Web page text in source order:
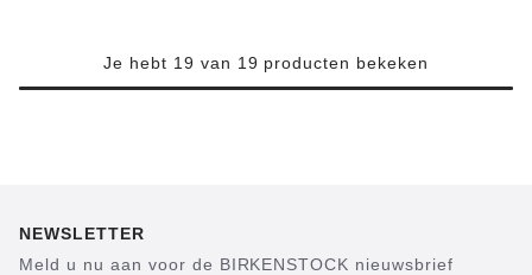
Je hebt 19 van 19 producten bekeken
NEWSLETTER
Meld u nu aan voor de BIRKENSTOCK nieuwsbrief